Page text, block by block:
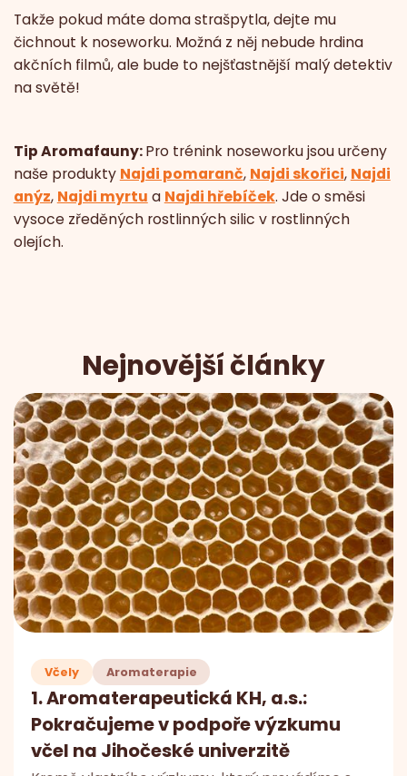
Takže pokud máte doma strašpytla, dejte mu
čichnout k noseworku. Možná z něj nebude hrdina
akčních filmů, ale bude to nejšťastnější malý detektiv
na světě!
Tip Aromafauny:Pro trénink noseworku jsou určeny
naše produkty Najdi pomaranč, Najdi skořici, Najdi
anýz, Najdi myrtu a Najdi hřebíček. Jde o směsi
vysoce zředěných rostlinných silic v rostlinných
olejích.
Nejnovější články
Včely Aromaterapie
1. Aromaterapeutická KH, a.s.:
Pokračujeme v podpoře výzkumu
včel na Jihočeské univerzitě